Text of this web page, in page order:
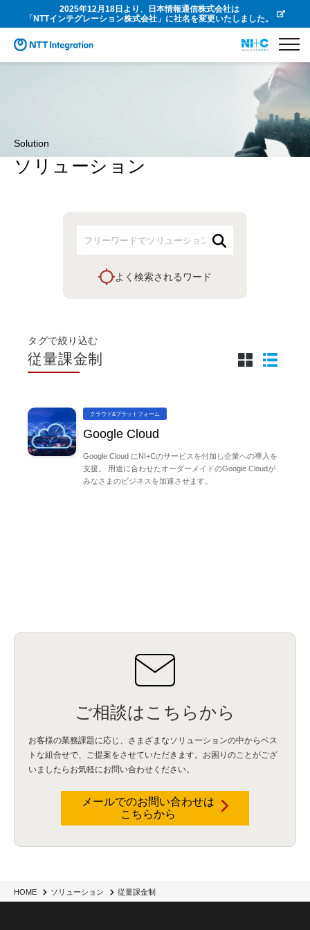
2025年12月18日より、日本情報通信株式会社は
「NTTインテグレーション株式会社」に社名を変更いたしました。
Solution
ソリューション
HOME ソリューション 従量課金制
よく検索されるワード
タグで絞り込む
従量課金制
クラウド&プラットフォーム
Google Cloud
Google Cloud にNI+Cのサービスを付加し企業への導入を
支援。 用途に合わせたオーダーメイドのGoogle Cloudが
みなさまのビジネスを加速させます。
ご相談はこちらから
お客様の業務課題に応じ、さまざまなソリューションの中からベス
トな組合せで、
ご提案をさせていただきます。お困りのことがござ
いましたらお気軽にお問い合わせください。
メールでのお問い合わせは
こちらから